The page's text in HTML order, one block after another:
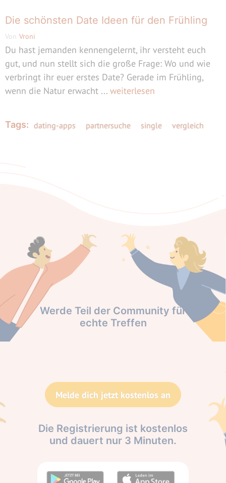
Die schönsten Date Ideen für den Frühling
Von Vroni
Du hast jemanden kennengelernt, ihr versteht euch
gut, und nun stellt sich die große Frage: Wo und wie
verbringt ihr euer erstes Date? Gerade im Frühling,
wenn die Natur erwacht ... weiterlesen
Tags: dating-apps partnersuche single vergleich
Werde Teil der Community für
echte Treffen
Melde dich jetzt kostenlos an
Die Registrierung ist kostenlos
und dauert nur 3 Minuten.